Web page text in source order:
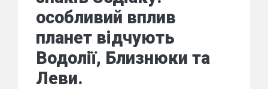
особливий вплив
планет відчують
Водолії, Близнюки та
Леви.